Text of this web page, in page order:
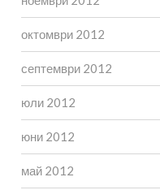
октомври 2012
септември 2012
юли 2012
юни 2012
май 2012